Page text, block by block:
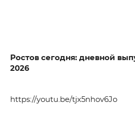
Ростов сегодня: дневной
2026
https://youtu.be/tjx5nhov6Jo